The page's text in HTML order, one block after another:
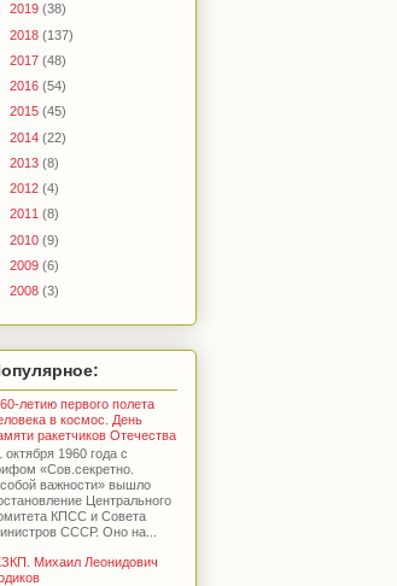
2019 (38)
2018 (137)
2017 (48)
2016 (54)
2015 (45)
2014 (22)
2013 (8)
2012 (4)
2011 (8)
2010 (9)
2009 (6)
2008 (3)
летию первого полета
в космос. День
ракетчиков Отечества
октября 1960 года с
«Сов.секретно.
важности» вышло
Центрального
КПСС и Совета
СССР. Оно на...
Михаил Леонидович